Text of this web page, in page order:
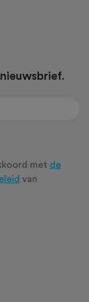
met de
van